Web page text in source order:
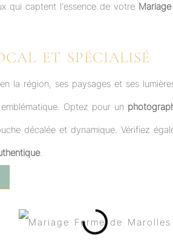
qui captent l’essence de votre
ET SPÉCIALISÉ
la région, ses paysages et ses
Optez pour un
décalée et dynamique. Vérifiez
.